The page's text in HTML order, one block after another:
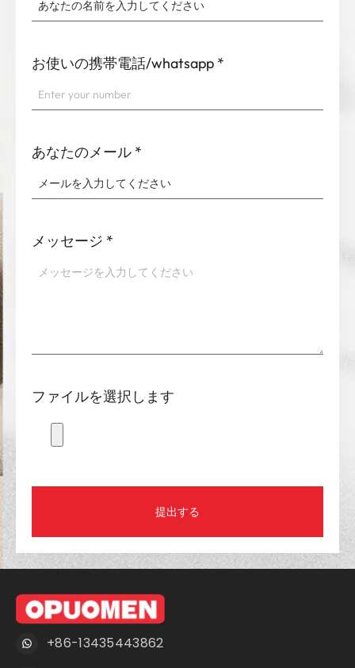
お使いの携帯電話/whatsapp *
あなたのメール *
メッセージ *
ファイルを選択します
提出する
+86-13435443862